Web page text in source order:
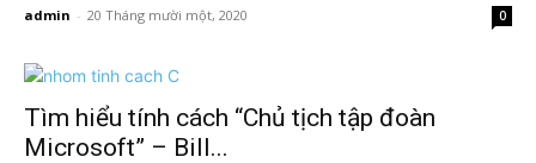
admin - 20 Tháng mười một, 2020 0
Tìm hiểu tính cách “Chủ tịch tập đoàn
Microsoft” – Bill...